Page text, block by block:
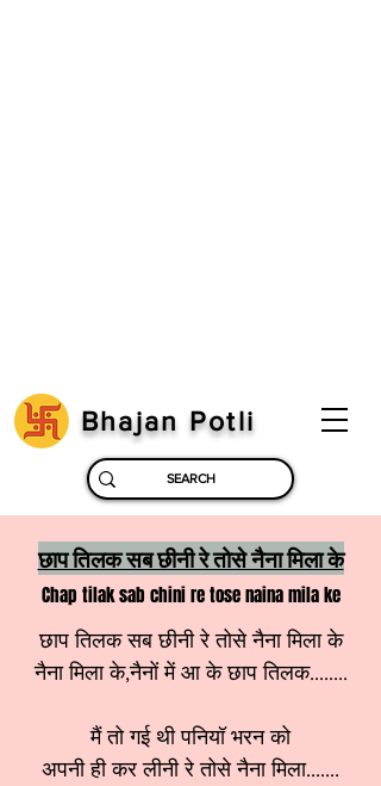
Bhajan Potli
छाप तिलक सब छीनी रे तोसे नैना मिला के
Chap tilak sab chini re tose naina mila ke
छाप तिलक सब छीनी रे तोसे नैना मिला के
नैना मिला के,नैनों में आ के छाप तिलक........
मैं तो गई थी पनियॉ भरन को
अपनी ही कर लीनी रे तोसे नैना मिला.......